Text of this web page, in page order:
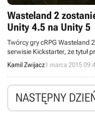
Wasteland 2
Unity 4.5 na Unity 5
Twórcy gry cRPG
serwisie Kickstarter, że tytuł
5. Dzięki temu produkcja
graficznym, a moderzy
Kamil Zwijacz1 marca 2015
NASTĘPNY